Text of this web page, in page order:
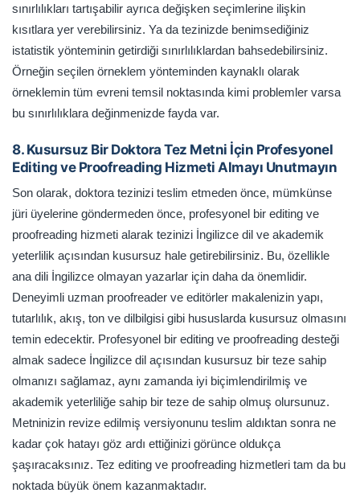
sınırlılıkları tartışabilir ayrıca değişken seçimlerine ilişkin
kısıtlara yer verebilirsiniz. Ya da tezinizde benimsediğiniz
istatistik yönteminin getirdiği sınırlılıklardan bahsedebilirsiniz.
Örneğin seçilen örneklem yönteminden kaynaklı olarak
örneklemin tüm evreni temsil noktasında kimi problemler varsa
bu sınırlılıklara değinmenizde fayda var.
8. Kusursuz Bir Doktora Tez Metni İçin Profesyonel
Editing ve Proofreading Hizmeti Almayı Unutmayın
Son olarak, doktora tezinizi teslim etmeden önce, mümkünse
jüri üyelerine göndermeden önce, profesyonel bir editing ve
proofreading hizmeti alarak tezinizi İngilizce dil ve akademik
yeterlilik açısından kusursuz hale getirebilirsiniz. Bu, özellikle
ana dili İngilizce olmayan yazarlar için daha da önemlidir.
Deneyimli uzman proofreader ve editörler makalenizin yapı,
tutarlılık, akış, ton ve dilbilgisi gibi hususlarda kusursuz olmasını
temin edecektir. Profesyonel bir editing ve proofreading desteği
almak sadece İngilizce dil açısından kusursuz bir teze sahip
olmanızı sağlamaz, aynı zamanda iyi biçimlendirilmiş ve
akademik yeterliliğe sahip bir teze de sahip olmuş olursunuz.
Metninizin revize edilmiş versiyonunu teslim aldıktan sonra ne
kadar çok hatayı göz ardı ettiğinizi görünce oldukça
şaşıracaksınız. Tez editing ve proofreading hizmetleri tam da bu
noktada büyük önem kazanmaktadır.